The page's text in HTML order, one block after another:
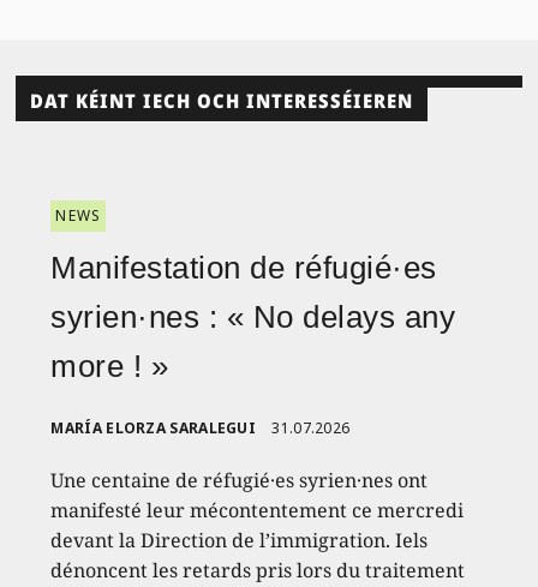
DAT KÉINT IECH OCH INTERESSÉIEREN
NEWS
Manifestation de réfugié·es
syrien·nes : « No delays any
more ! »
MARÍA ELORZA SARALEGUI 31.07.2026
Une centaine de réfugié·es syrien·nes ont
manifesté leur mécontentement ce mercredi
devant la Direction de l’immigration. Iels
dénoncent les retards pris lors du traitement